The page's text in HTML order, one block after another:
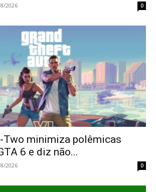
2026 0
Two minimiza polêmicas
6 e diz não...
2026 0